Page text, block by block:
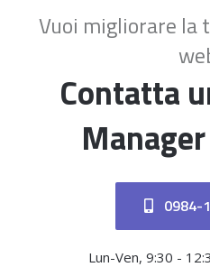
Vuoi migliorare
Contatta
0984-
Lun-Ven, 9:30 -